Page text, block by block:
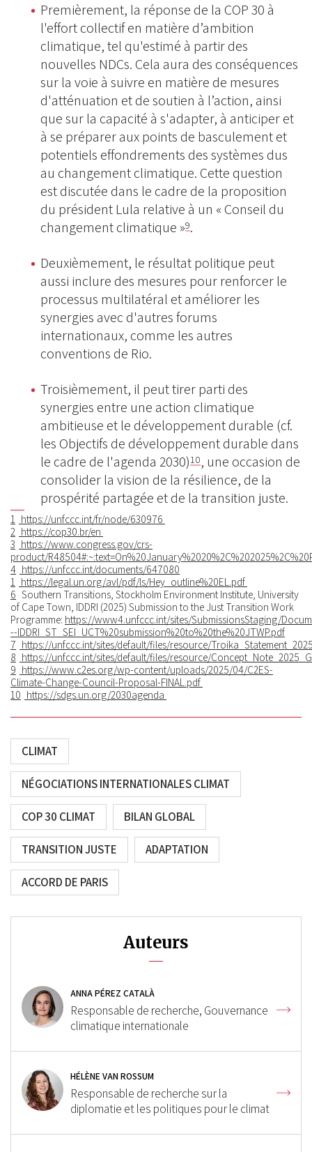
Premièrement, la réponse de la COP 30 à
l'effort collectif en matière d’ambition
climatique, tel qu'estimé à partir des
nouvelles NDCs. Cela aura des conséquences
sur la voie à suivre en matière de mesures
d'atténuation et de soutien à l’action, ainsi
que sur la capacité à s'adapter, à anticiper et
à se préparer aux points de basculement et
potentiels effondrements des systèmes dus
au changement climatique. Cette question
est discutée dans le cadre de la proposition
du président Lula relative à un « Conseil du
changement climatique »9.
Deuxièmement, le résultat politique peut
aussi inclure des mesures pour renforcer le
processus multilatéral et améliorer les
synergies avec d'autres forums
internationaux, comme les autres
conventions de Rio.
Troisièmement, il peut tirer parti des
synergies entre une action climatique
ambitieuse et le développement durable (cf.
les Objectifs de développement durable dans
le cadre de l'agenda 2030)10, une occasion de
consolider la vision de la résilience, de la
prospérité partagée et de la transition juste.
1 https://unfccc.int/fr/node/630976
2 https://cop30.br/en
3 https://www.congress.gov/crs-
product/
4 https://unfccc.int/documents/647080
1 https://legal.un.org/avl/pdf/ls/Hey_outline%20EL.pdf
6 Southern Transitions, Stockholm Environment Institute, University
of Cape Town, IDDRI (2025) Submission to the Just Transition Work
Programme: https://www4.unfccc.int/sites/SubmissionsStaging/
--IDDRI_ST_SEI_UCT%20submission%20to%20the%20JTWP.pdf
7 https://unfccc.int/sites/default/files/resource/
8 https://unfccc.int/sites/default/files/resource/
9 https://www.c2es.org/wp-content/uploads/2025/04/C2ES-
Climate-Change-Council-Proposal-FINAL.pdf
10 https://sdgs.un.org/2030agenda
CLIMAT
NÉGOCIATIONS INTERNATIONALES CLIMAT
COP 30 CLIMAT BILAN GLOBAL
TRANSITION JUSTE ADAPTATION
ACCORD DE PARIS
Auteurs
ANNA PÉREZ CATALÀ
Responsable de recherche, Gouvernance
climatique internationale
HÉLÈNE VAN ROSSUM
Responsable de recherche sur la
diplomatie et les politiques pour le climat